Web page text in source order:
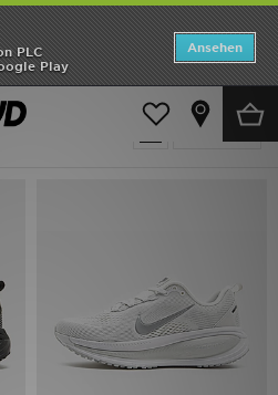
PLC
Play
Ansehen
Verfeinern